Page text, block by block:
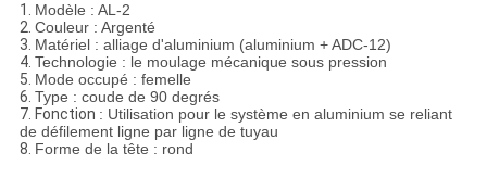
1. Modèle : AL-2
2. Couleur : Argenté
3. Matériel : alliage d'aluminium (aluminium + ADC-12)
4. Technologie : le moulage mécanique sous pression
5. Mode occupé : femelle
6. Type : coude de 90 degrés
7. Fonction : Utilisation pour le système en aluminium se reliant
de défilement ligne par ligne de tuyau
8. Forme de la tête : rond